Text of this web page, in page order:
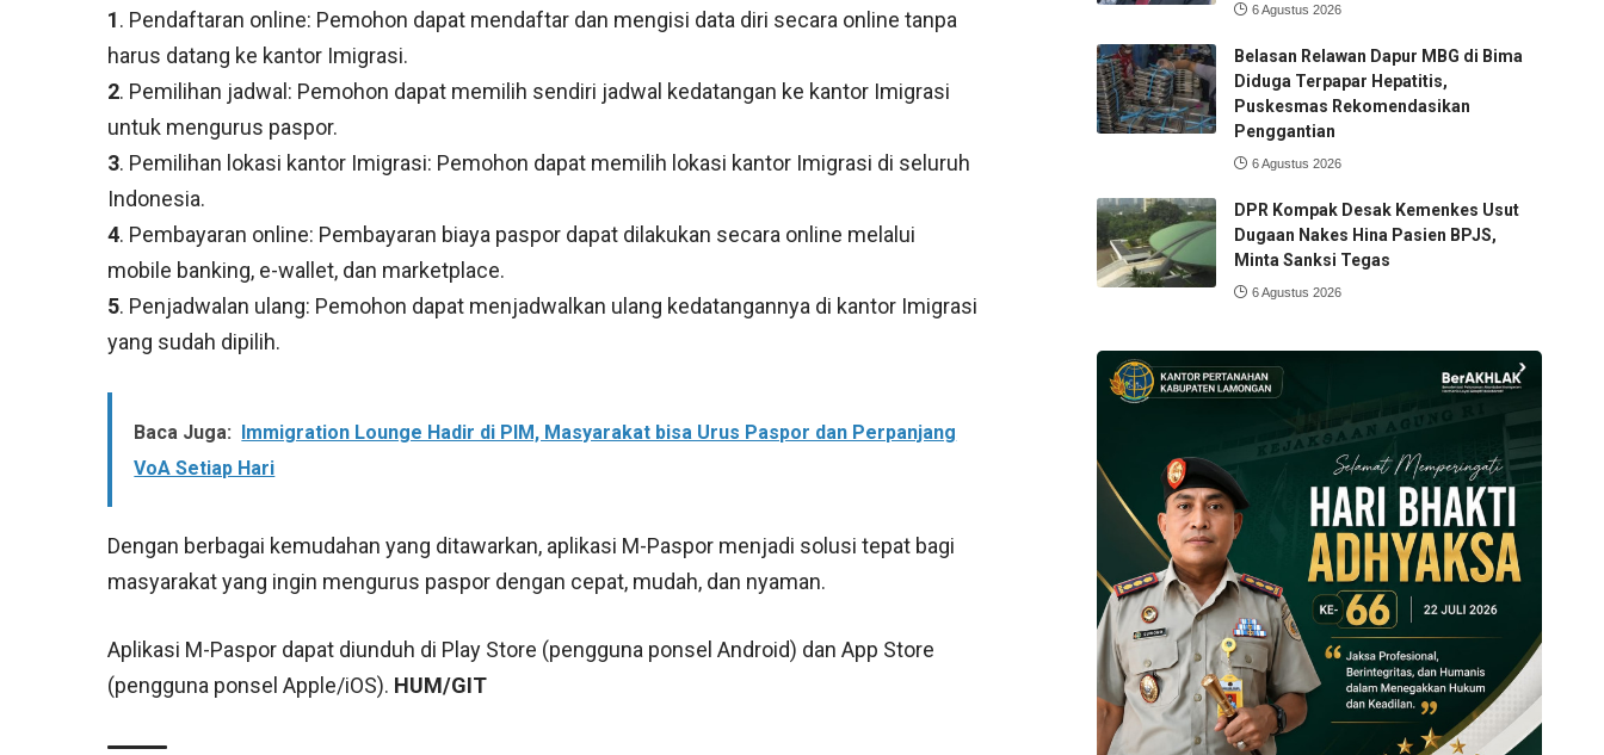
1. Pendaftaran online: Pemohon dapat mendaftar dan mengisi data diri secara online tanpa
harus datang ke kantor Imigrasi.
2. Pemilihan jadwal: Pemohon dapat memilih sendiri jadwal kedatangan ke kantor Imigrasi
untuk mengurus paspor.
3. Pemilihan lokasi kantor Imigrasi: Pemohon dapat memilih lokasi kantor Imigrasi di seluruh
Indonesia.
4. Pembayaran online: Pembayaran biaya paspor dapat dilakukan secara online melalui
mobile banking, e-wallet, dan marketplace.
5. Penjadwalan ulang: Pemohon dapat menjadwalkan ulang kedatangannya di kantor Imigrasi
yang sudah dipilih.
Baca Juga:
Immigration Lounge Hadir di PIM, Masyarakat bisa Urus Paspor dan Perpanjang
VoA Setiap Hari
Dengan berbagai kemudahan yang ditawarkan, aplikasi M-Paspor menjadi solusi tepat bagi
masyarakat yang ingin mengurus paspor dengan cepat, mudah, dan nyaman.
Aplikasi M-Paspor dapat diunduh di Play Store (pengguna ponsel Android) dan App Store
(pengguna ponsel Apple/iOS). HUM/GIT
6 Agustus 2026
Belasan Relawan Dapur MBG di Bima
Diduga Terpapar Hepatitis,
Puskesmas Rekomendasikan
Penggantian
6 Agustus 2026
DPR Kompak Desak Kemenkes Usut
Dugaan Nakes Hina Pasien BPJS,
Minta Sanksi Tegas
6 Agustus 2026